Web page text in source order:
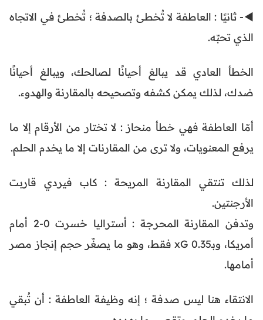
◀️- ثانيًا : العاطفة لا تُخطئ بالصدفة ؛ تُخطئ في الاتجاه
الذي تحبّه.
الخطأ العادي قد يبالغ أحيانًا لصالحك، ويبالغ أحيانًا
ضدك، لذلك يمكن كشفه وتصحيحه بالمقارنة والهدوء.
أمّا العاطفة فهي خطأ منحاز : لا تختار من الأرقام إلا ما
يرفع المعنويات، ولا ترى من المقارنات إلا ما يخدم الحلم.
لذلك تنتقي المقارنة المريحة : كاب فيردي قاربت
الأرجنتين.
وتدفن المقارنة المحرجة : أستراليا خسرت 0-2 أمام
أمريكا، وبـ0.35 xG فقط، وهو ما يصغّر حجم إنجاز مصر
أمامها.
الانتقاء هنا ليس صدفة ؛ إنه وظيفة العاطفة : أن تُبقي